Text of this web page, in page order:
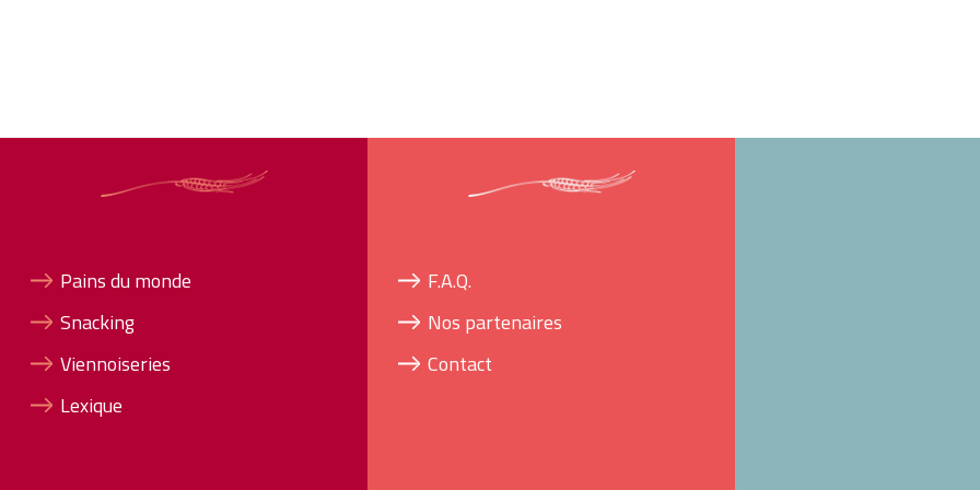
Pains du monde
Snacking
Viennoiseries
Lexique
F.A.Q.
Nos partenaires
Contact